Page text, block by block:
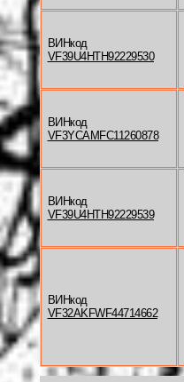
ВИНкод
VF39U4HTH92229530
ВИНкод
VF3YCAMFC11260878
ВИНкод
VF39U4HTH92229539
ВИНкод
VF32AKFWF44714662